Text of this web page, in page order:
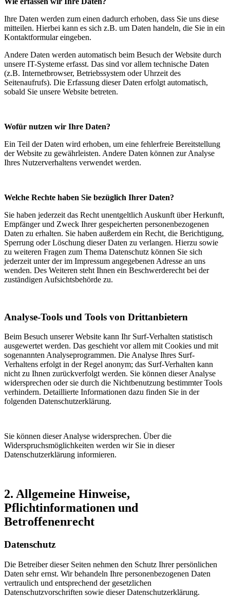
Ihre Daten werden zum einen dadurch erhoben, dass Sie uns diese
mitteilen. Hierbei kann es sich z.B. um Daten handeln, die Sie in ein
Kontaktformular eingeben.
Andere Daten werden automatisch beim Besuch der Website durch
unsere IT-Systeme erfasst. Das sind vor allem technische Daten
(z.B. Internetbrowser, Betriebssystem oder Uhrzeit des
Seitenaufrufs). Die Erfassung dieser Daten erfolgt automatisch,
sobald Sie unsere Website betreten.
Wofür nutzen wir Ihre Daten?
Ein Teil der Daten wird erhoben, um eine fehlerfreie Bereitstellung
der Website zu gewährleisten. Andere Daten können zur Analyse
Ihres Nutzerverhaltens verwendet werden.
Welche Rechte haben Sie bezüglich Ihrer Daten?
Sie haben jederzeit das Recht unentgeltlich Auskunft über Herkunft,
Empfänger und Zweck Ihrer gespeicherten personenbezogenen
Daten zu erhalten. Sie haben außerdem ein Recht, die Berichtigung,
Sperrung oder Löschung dieser Daten zu verlangen. Hierzu sowie
zu weiteren Fragen zum Thema Datenschutz können Sie sich
jederzeit unter der im Impressum angegebenen Adresse an uns
wenden. Des Weiteren steht Ihnen ein Beschwerderecht bei der
zuständigen Aufsichtsbehörde zu.
Analyse-Tools und Tools von Drittanbietern
Beim Besuch unserer Website kann Ihr Surf-Verhalten statistisch
ausgewertet werden. Das geschieht vor allem mit Cookies und mit
sogenannten Analyseprogrammen. Die Analyse Ihres Surf-
Verhaltens erfolgt in der Regel anonym; das Surf-Verhalten kann
nicht zu Ihnen zurückverfolgt werden. Sie können dieser Analyse
widersprechen oder sie durch die Nichtbenutzung bestimmter Tools
verhindern. Detaillierte Informationen dazu finden Sie in der
folgenden Datenschutzerklärung.
Sie können dieser Analyse widersprechen. Über die
Widerspruchsmöglichkeiten werden wir Sie in dieser
Datenschutzerklärung informieren.
2. Allgemeine Hinweise,
Pflichtinformationen und
Betroffenenrecht
Datenschutz
Die Betreiber dieser Seiten nehmen den Schutz Ihrer persönlichen
Daten sehr ernst. Wir behandeln Ihre personenbezogenen Daten
vertraulich und entsprechend der gesetzlichen
Datenschutzvorschriften sowie dieser Datenschutzerklärung.